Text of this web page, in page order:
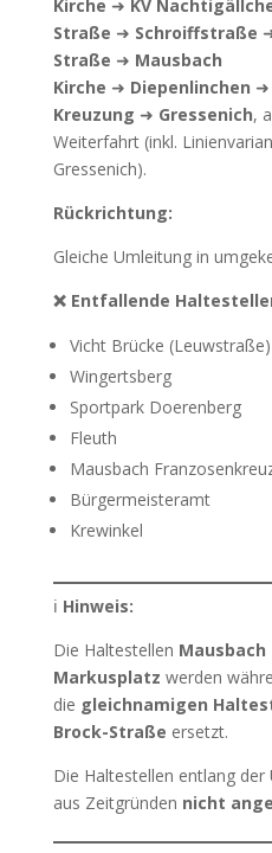
Kirche ➜ KV
Straße ➜ Schroiffstraße
Straße ➜ Mausbach
Kirche ➜ Diepenlinchen ➜
Kreuzung ➜ Gressenich,
Weiterfahrt (inkl.
Gressenich).
Rückrichtung:
Gleiche Umleitung in
❌ Entfallende
Vicht Brücke (Leuwstraße)
Wingertsberg
Sportpark Doerenberg
Fleuth
Mausbach
Bürgermeisteramt
Krewinkel
ℹ️ Hinweis:
Die Haltestellen Mausbach
Markusplatz werden
die gleichnamigen
Brock-Straße ersetzt.
Die Haltestellen entlang
aus Zeitgründen nicht